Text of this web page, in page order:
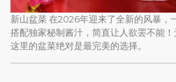
新山盆菜 在2026年迎来了全新的风暴，
搭配独家秘制酱汁，简直让人欲罢不能
这里的盆菜绝对是最完美的选择。